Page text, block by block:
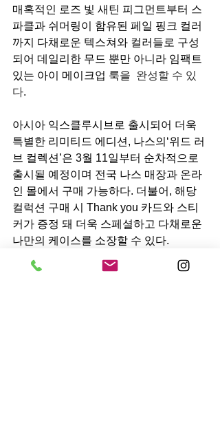
매혹적인 로즈 빛 새틴 피그먼트부터 스
파클과 쉬머링이 함유된 페일 핑크 컬러
까지 다채로운 텍스쳐와 컬러들로 구성
되어 데일리한 무드 뿐만 아니라 임팩트
있는 아이 메이크업 룩을 완성할 수 있
다.
아시아 익스클루시브로 출시되어 더욱
특별한 리미티드 에디션, 나스의‘위드 러
브 컬렉션’은 3월 11일부터 순차적으로
출시될 예정이며 전국 나스 매장과 온라
인 몰에서 구매 가능하다. 더불어, 해당
컬럭션 구매 시 Thank you 카드와 스티
커가 증정 돼 더욱 스페셜하고 다채로운
나만의 케이스를 소장할 수 있다.